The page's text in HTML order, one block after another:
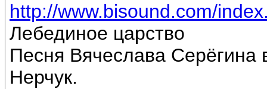
http://www.bisound.com/
Лебединое царство
Песня Вячеслава
Нерчук.